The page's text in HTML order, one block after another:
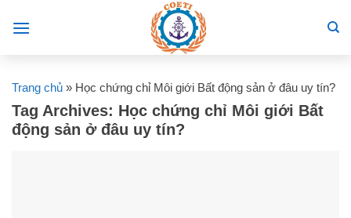
Trang chủ » Học chứng chỉ Môi giới Bất động sản ở đâu uy tín?
Tag Archives: Học chứng chỉ Môi giới Bất
động sản ở đâu uy tín?